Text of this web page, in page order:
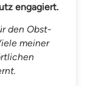
engagiert.
den Obst-
meiner